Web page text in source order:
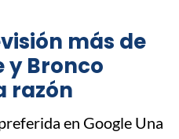
más de
y Bronco
razón
en Google Una